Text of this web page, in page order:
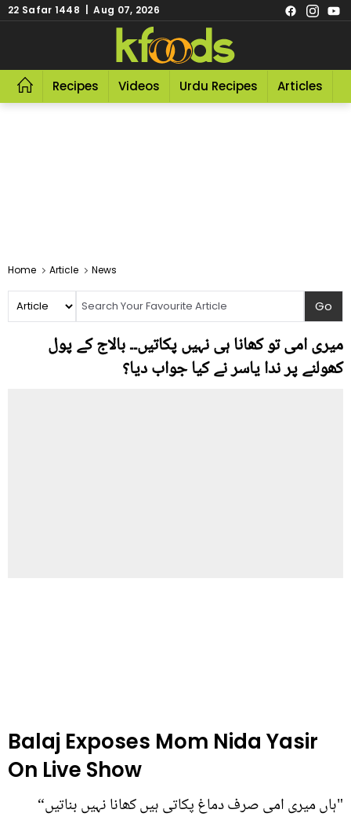
22 Safar 1448 | Aug 07, 2026
Recipes Videos Urdu Recipes Articles
Home Article News
میری امی تو کھانا ہی نہیں پکاتیں۔۔ بالاج کے پول
کھولنے پر ندا یاسر نے کیا جواب دیا؟
Balaj Exposes Mom Nida Yasir
On Live Show
"ہاں میری امی صرف دماغ پکاتی ہیں کھانا نہیں بناتیں“